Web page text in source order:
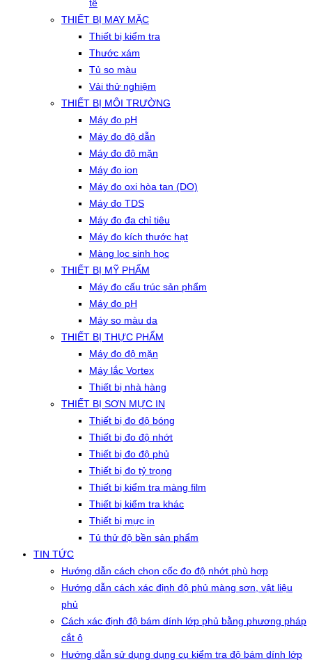
tế
THIẾT BỊ MAY MẶC
Thiết bị kiểm tra
Thước xám
Tủ so màu
Vải thử nghiệm
THIẾT BỊ MÔI TRƯỜNG
Máy đo pH
Máy đo độ dẫn
Máy đo độ mặn
Máy đo ion
Máy đo oxi hòa tan (DO)
Máy đo TDS
Máy đo đa chỉ tiêu
Máy đo kích thước hạt
Màng lọc sinh học
THIẾT BỊ MỸ PHẨM
Máy đo cấu trúc sản phẩm
Máy đo pH
Máy so màu da
THIẾT BỊ THỰC PHẨM
Máy đo độ mặn
Máy lắc Vortex
Thiết bị nhà hàng
THIẾT BỊ SƠN MỰC IN
Thiết bị đo độ bóng
Thiết bị đo độ nhớt
Thiết bị đo độ phủ
Thiết bị đo tỷ trọng
Thiết bị kiểm tra màng film
Thiết bị kiểm tra khác
Thiết bị mực in
Tủ thử độ bền sản phẩm
TIN TỨC
Hướng dẫn cách chọn cốc đo độ nhớt phù hợp
Hướng dẫn cách xác định độ phủ màng sơn, vật liệu
phủ
Cách xác định độ bám dính lớp phủ bằng phương pháp
cắt ô
Hướng dẫn sử dụng dụng cụ kiểm tra độ bám dính lớp